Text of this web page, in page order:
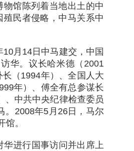
馆陈列着当地出土的中
民者侵略，中马关系中
月14日中马建交，中国
华。议长哈米德（2001
（1994年）、全国人大
年）、傅全有总参谋长
、中共中央纪律检查委员
。2008年5月26日，马尔
。
进行国事访问并出席上